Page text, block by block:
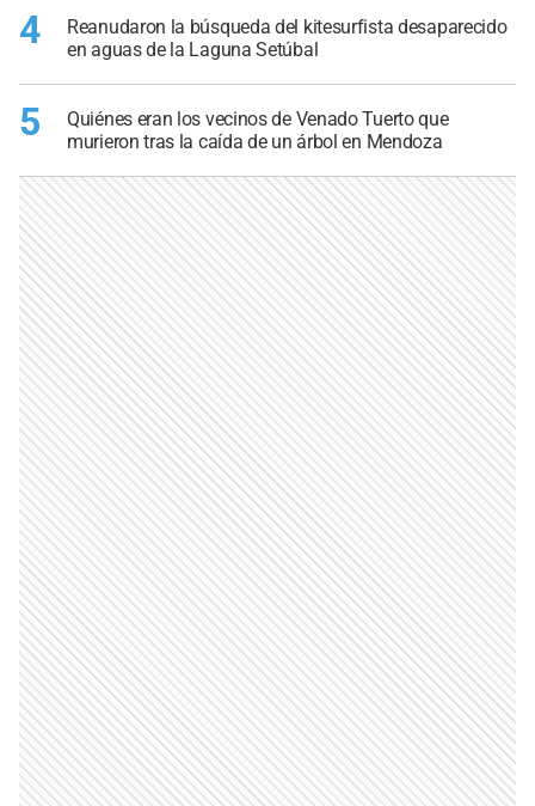
4
Reanudaron la búsqueda del kitesurfista desaparecido
en aguas de la Laguna Setúbal
5
Quiénes eran los vecinos de Venado Tuerto que
murieron tras la caída de un árbol en Mendoza